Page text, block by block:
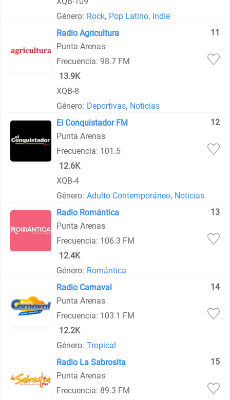
Género: Rock, Pop Latino, Indie
Radio Agricultura
11
Punta Arenas
Frecuencia: 98.7 FM
13.9K
XQB-8
Género: Deportivas, Noticias
El Conquistador FM
12
Punta Arenas
Frecuencia: 101.5
12.6K
XQB-4
Género: Adulto Contemporáneo, Noticias
Radio Romántica
13
Punta Arenas
Frecuencia: 106.3 FM
12.4K
Género: Romántica
Radio Carnaval
14
Punta Arenas
Frecuencia: 103.1 FM
12.2K
Género: Tropical
Radio La Sabrosita
15
Punta Arenas
Frecuencia: 89.3 FM